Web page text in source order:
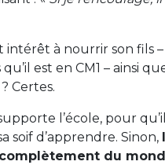
intérêt à nourrir son fils
est en CM1 – ainsi
Certes.
l’école, pour
soif d’apprendre. Sinon,
du